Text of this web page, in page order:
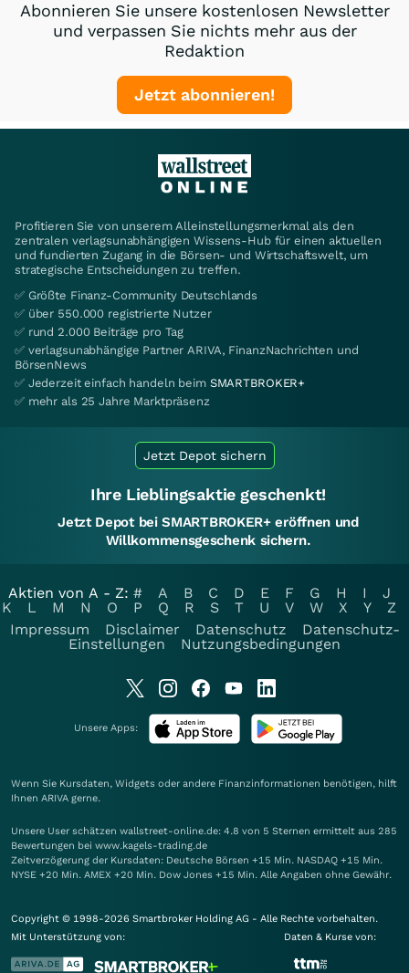
Abonnieren Sie unsere kostenlosen Newsletter
und verpassen Sie nichts mehr aus der
Redaktion
Jetzt abonnieren!
Profitieren Sie von unserem Alleinstellungsmerkmal als den
zentralen verlagsunabhängigen Wissens-Hub für einen aktuellen
und fundierten Zugang in die Börsen- und Wirtschaftswelt, um
strategische Entscheidungen zu treffen.
✅ Größte Finanz-Community Deutschlands
✅ über 550.000 registrierte Nutzer
✅ rund 2.000 Beiträge pro Tag
✅ verlagsunabhängige Partner ARIVA, FinanzNachrichten und
BörsenNews
✅ Jederzeit einfach handeln beim SMARTBROKER+
✅ mehr als 25 Jahre Marktpräsenz
Jetzt Depot sichern
Ihre Lieblingsaktie geschenkt!
Jetzt Depot bei SMARTBROKER+ eröffnen und
Willkommensgeschenk sichern.
Aktien von A - Z: # A B C D E F G H I
J
K
L M N O P Q R S T U V W X Y
Z
Impressum
Disclaimer Datenschutz
Datenschutz-
Einstellungen
Nutzungsbedingungen
Unsere Apps:
Wenn Sie Kursdaten, Widgets oder andere Finanzinformationen benötigen, hilft
Ihnen ARIVA gerne.
Unsere User schätzen wallstreet-online.de: 4.8 von 5 Sternen ermittelt aus 285
Bewertungen bei www.kagels-trading.de
Zeitverzögerung der Kursdaten: Deutsche Börsen +15 Min. NASDAQ +15 Min.
NYSE +20 Min. AMEX +20 Min. Dow Jones +15 Min. Alle Angaben ohne Gewähr.
Copyright © 1998-2026 Smartbroker Holding AG - Alle Rechte vorbehalten.
Mit Unterstützung von:
Daten & Kurse von: